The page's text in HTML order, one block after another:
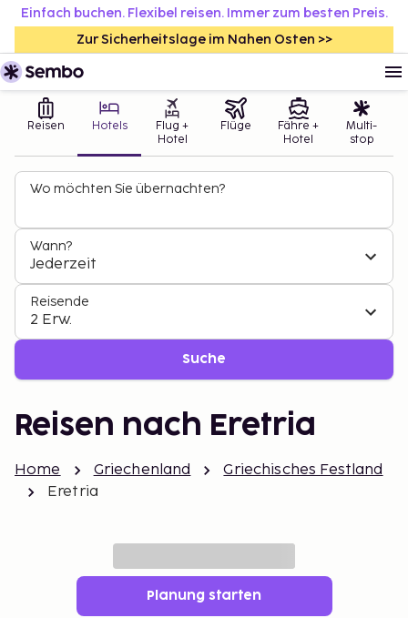
Einfach buchen. Flexibel reisen. Immer zum besten Preis.
Zur Sicherheitslage im Nahen Osten >>
Reisen Hotels
Flug +
Hotel
Flüge
Fähre +
Hotel
Multi-
stop
Wo möchten Sie übernachten?
Wann?
Jederzeit
Reisende
2 Erw.
Suche
Reisen nach Eretria
Home Griechenland
Griechisches Festland
Eretria
Planung starten